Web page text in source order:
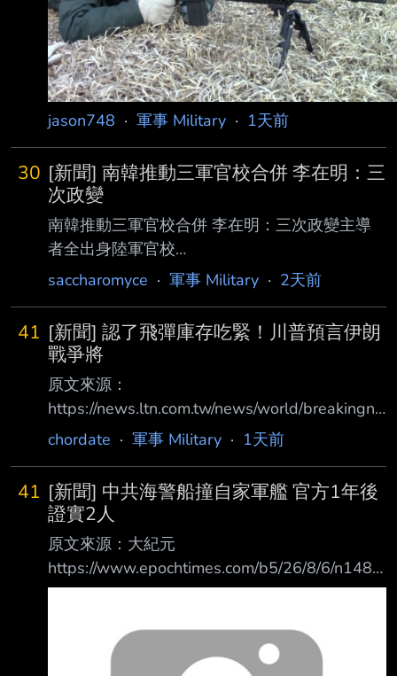
jason748 · 軍事 Military · 1天前
30 [新聞] 南韓推動三軍官校合併 李在明：三
次政變
南韓推動三軍官校合併 李在明：三次政變主導
者全出身陸軍官校
https://udn.com/news/story/6809/9674578 南
彈。南韓總統李在明5日敦促加快推動 之餘，也
直接點名陸軍，表示：「3次政變的核心人物都
是陸軍官校出身，卻從未有人被 追究責任。」
南韓陸海空三軍目前各自設有官校。南韓中央日
報報導，政府7月16日公布基本計畫，將 在大田
設立四年制「國軍士官學校」。李在明5日在外
交、國安部門工作報告會議上詢問 國防部長安
圭佰：「軍事政變一共發生
saccharomyce · 軍事 Military · 2天前
41 [新聞] 認了飛彈庫存吃緊！川普預言伊朗
戰爭將
原文來源：
https://news.ltn.com.tw/news/world/breakingne
ws/5531463 原文摘要： 認了飛彈庫存吃緊！
總統川普6日向媒體表示，他相信與伊朗的戰爭
「很快就會結束」，坦承美軍目前在 部分武器
供應方面面臨壓力；談及重開荷姆茲海峽
（Strait of Hormuz）的協議，川普則 證實他有
參與相關談判，可能很快會有結果。 綜合媒體
朗時說：「我認為這場戰爭很快 就會結束。我
chordate · 軍事 Military · 1天前
41 [新聞] 中共海警船撞自家軍艦 官方1年後
證實2人
原文來源：大紀元
https://www.epochtimes.com/b5/26/8/6/n1482
4659.htm 原文摘要： 中共海警船撞自家軍艦 官
軍艦因為在南海追逐菲律賓巡邏艇而自家相撞，
畫面廣為流 傳。但中共官方當時並未通報證實